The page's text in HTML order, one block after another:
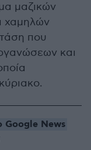
μαζικών
χαμηλών
που
και
Google News